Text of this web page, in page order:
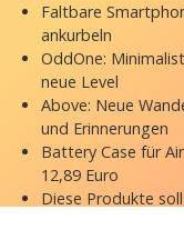
Faltbare
ankurbeln
OddOne:
neue Level
Above: Neue
und Erinnerungen
Battery Case für
12,89 Euro
Diese Produkte